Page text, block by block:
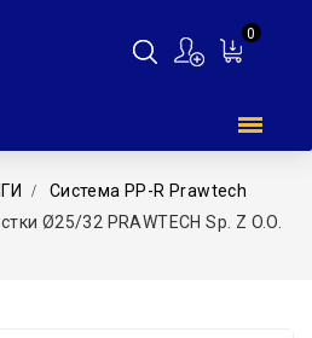
0
Система PP-R Prawtech
Ø25/32 PRAWTECH Sp. Z O.o.